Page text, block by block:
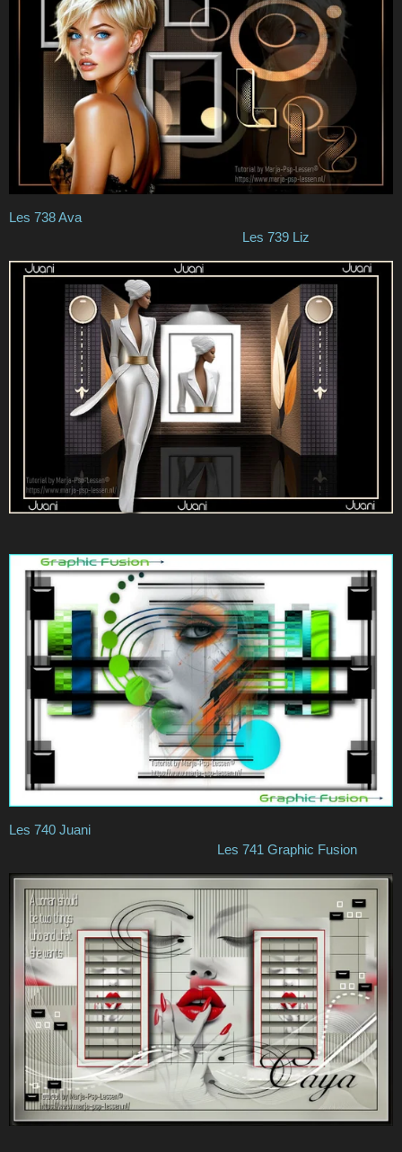
Les 738 Ava
Les 739 Liz
Les 740 Juani
Les 741 Graphic Fusion